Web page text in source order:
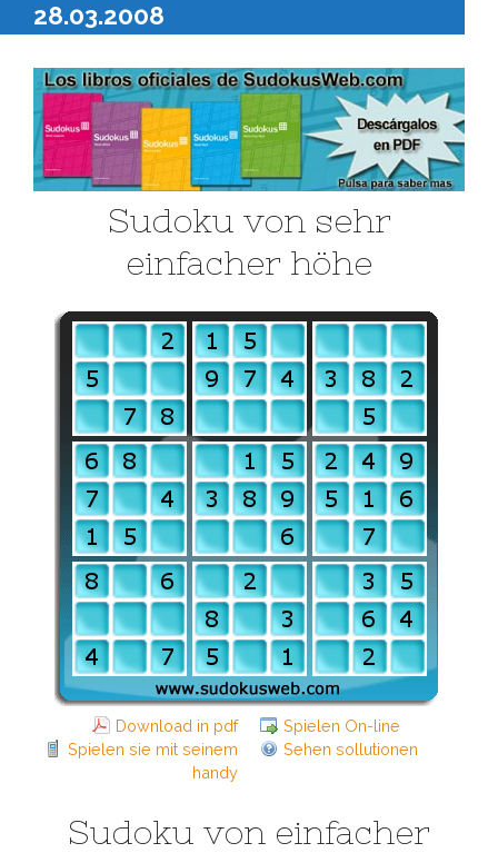
28.03.2008
Sudoku von sehr
einfacher höhe
Download in pdf
Spielen On-line
Spielen sie mit seinem
handy
Sehen sollutionen
Sudoku von einfacher